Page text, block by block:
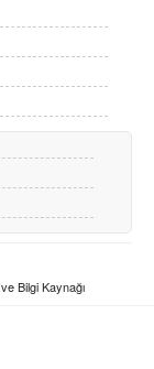
Bilgi Kaynağı